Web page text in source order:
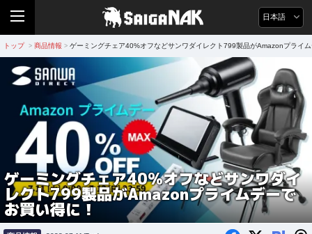
日本語
トップ > 商品情報 > ゲーミングチェア40%オフなどサンワダイレクト799製品がAmazonプライ
ゲーミングチェア40%オフなどサンワダイ
レクト799製品がAmazonプライムデーで
お買い得に！